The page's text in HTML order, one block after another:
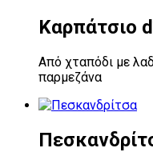
Καρπάτσιο
Από χταπόδι με
παρμεζάνα